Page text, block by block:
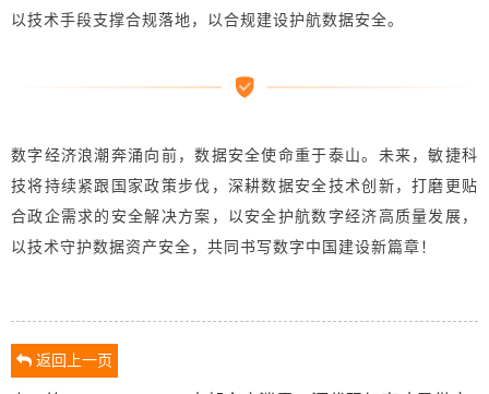
以技术手段支撑合规落地，以合规建设护航数据安全。
数字经济浪潮奔涌向前，数据安全使命重于泰山。未来，敏捷科
技将持续紧跟国家政策步伐，深耕数据安全技术创新，打磨更贴
合政企需求的安全解决方案，以安全护航数字经济高质量发展，
以技术守护数据资产安全，共同书写数字中国建设新篇章！
返回上一页